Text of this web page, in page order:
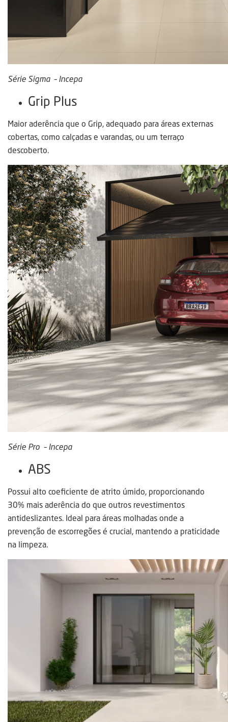
Série Sigma – Incepa
Grip Plus
Maior aderência que o Grip, adequado para áreas externas
cobertas, como calçadas e varandas, ou um terraço
descoberto.
Série Pro – Incepa
ABS
Possui alto coeficiente de atrito úmido, proporcionando
30% mais aderência do que outros revestimentos
antideslizantes. Ideal para áreas molhadas onde a
prevenção de escorregões é crucial, mantendo a praticidade
na limpeza.